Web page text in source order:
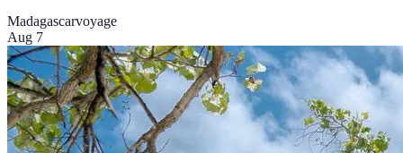
Madagascarvoyage
Aug 7